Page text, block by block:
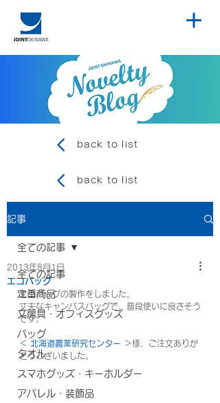
back to list
back to list
記事
全ての記事
定番商品
文房具・オフィスグッズ
バッグ
タオル
スマホグッズ・キーホルダー
アパレル・装飾品
全ての記事
エコバッグ
2013年8月1日
エコバッグの製作をしました。
丈夫なキャンバスバッグで、普段使いに良さそう
です。
＜ 北海道農業研究センター ＞様、ご注文ありが
とうございました。